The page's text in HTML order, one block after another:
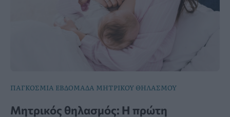
ΠΑΓΚΟΣΜΙΑ ΕΒΔΟΜΑΔΑ ΜΗΤΡΙΚΟΥ ΘΗΛΑΣΜΟΥ
Μητρικός θηλασμός: Η πρώτη